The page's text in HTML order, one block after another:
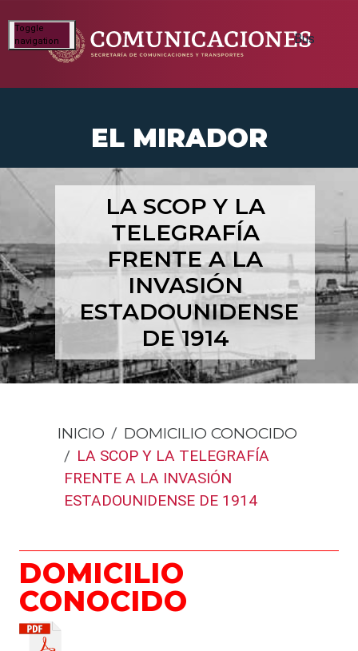
Toggle
navigation
EL MIRADOR
LA SCOP Y LA
TELEGRAFÍA
FRENTE A LA
INVASIÓN
ESTADOUNIDENSE
DE 1914
INICIO DOMICILIO CONOCIDO
LA SCOP Y LA TELEGRAFÍA
FRENTE A LA INVASIÓN
ESTADOUNIDENSE DE 1914
DOMICILIO
CONOCIDO